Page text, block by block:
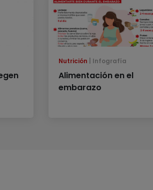
Nutrición Infografía
Alimentación en el
embarazo